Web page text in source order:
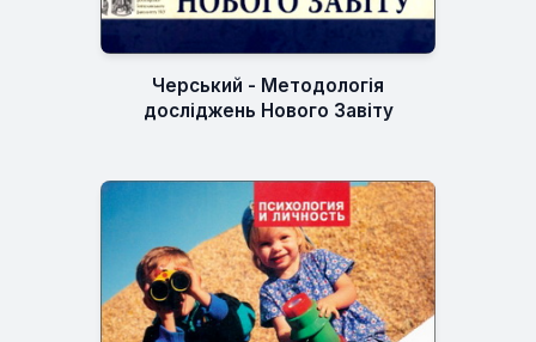
Черський - Методологія
досліджень Нового Завіту